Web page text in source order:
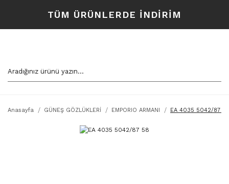
TÜM ÜRÜNLERDE İNDİRİM
Anasayfa GÜNEŞ GÖZLÜKLERİ EMPORIO ARMANI EA 4035 5042/87 58